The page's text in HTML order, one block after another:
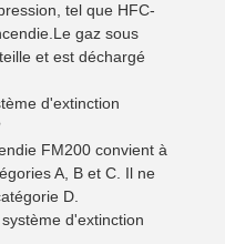
tel que HFC-
gaz sous
et est déchargé
d'extinction
FM200 convient à
A, B et C. Il ne
D.
d'extinction